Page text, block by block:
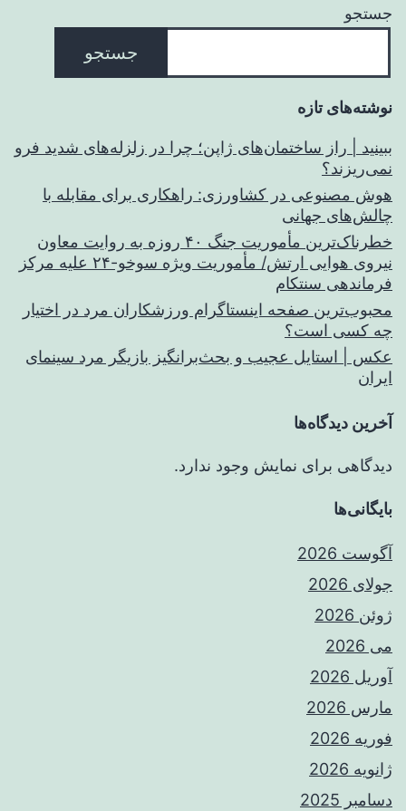
جستجو
جستجو
نوشته‌های تازه
ببینید | راز ساختمان‌های ژاپن؛ چرا در زلزله‌های شدید فرو
نمی‌ریزند؟
هوش مصنوعی در کشاورزی: راهکاری برای مقابله با
چالش‌های جهانی
خطرناک‌ترین مأموریت جنگ ۴۰ روزه به روایت معاون
نیروی هوایی ارتش/ مأموریت ویژه سوخو-۲۴ علیه مرکز
فرماندهی سنتکام
محبوب‌ترین صفحه اینستاگرام ورزشکاران مرد در اختیار
چه کسی است؟
عکس | استایل عجیب و بحث‌برانگیز بازیگر مرد سینمای
ایران
آخرین دیدگاه‌ها
دیدگاهی برای نمایش وجود ندارد.
بایگانی‌ها
آگوست 2026
جولای 2026
ژوئن 2026
می 2026
آوریل 2026
مارس 2026
فوریه 2026
ژانویه 2026
دسامبر 2025